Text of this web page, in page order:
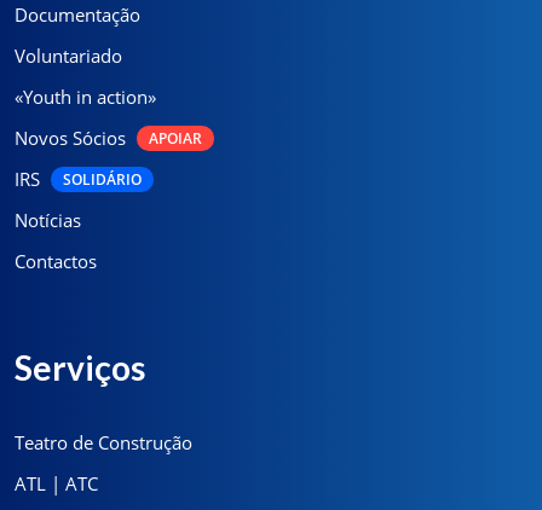
Documentação
Voluntariado
«Youth in action»
Novos Sócios
APOIAR
IRS SOLIDÁRIO
Notícias
Contactos
Serviços
Teatro de Construção
ATL | ATC